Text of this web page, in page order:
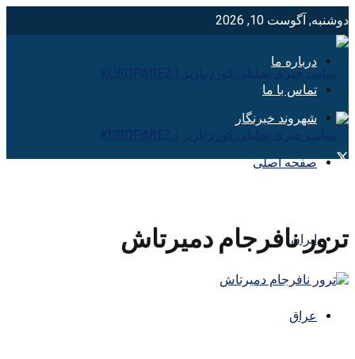
دوشنبه, آگوست 10, 2026
درباره ما
تماس با ما
شهروند خبرنگار
صفحه اصلی
ایران
عراق
ترور نافرجام دمیرتاش